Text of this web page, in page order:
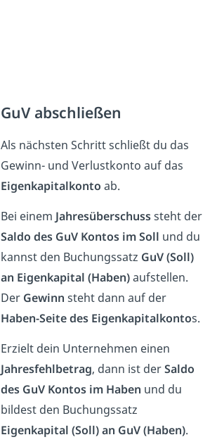
GuV abschließen
Als nächsten Schritt schließt du das
Gewinn- und Verlustkonto auf das
Eigenkapitalkonto ab.
Bei einem Jahresüberschusssteht der
Saldo des GuV Kontos im Soll und du
kannst den Buchungssatz GuV (Soll)
an Eigenkapital (Haben)aufstellen.
Der Gewinn steht dann auf der
Haben-Seite des Eigenkapitalkontos.
Erzielt dein Unternehmen einen
Jahresfehlbetrag, dann ist derSaldo
des GuV Kontos im Haben und du
bildest den Buchungssatz
Eigenkapital (Soll) an GuV (Haben).